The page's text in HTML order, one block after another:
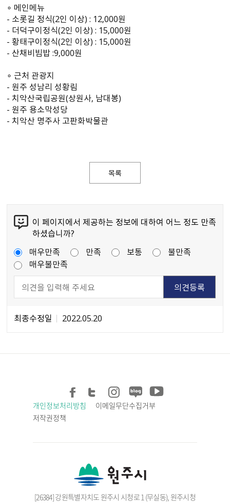
∘ 메인메뉴
- 소롯길 정식(2인 이상) : 12,000원
- 더덕구이정식(2인 이상) : 15,000원
- 황태구이정식(2인 이상) : 15,000원
- 산채비빔밥 :9,000원
∘ 근처 관광지
- 원주 성남리 성황림
- 치악산국립공원(상원사, 남대봉)
- 원주 용소막성당
- 치악산 명주사 고판화박물관
목록
이 페이지에서 제공하는 정보에 대하여 어느 정도 만족
하셨습니까?
매우만족
만족 보통
불만족
매우불만족
최종수정일 2022.05.20
개인정보처리방침
이메일무단수집거부
저작권정책
[26384] 강원특별자치도 원주시 시청로 1 (무실동), 원주시청